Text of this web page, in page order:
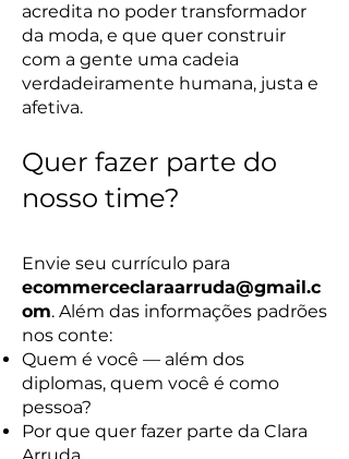
acredita no poder transformador
da moda, e que quer construir
com a gente uma cadeia
verdadeiramente humana, justa e
afetiva.
Quer fazer parte do
nosso time?
Envie seu currículo para
ecommerceclaraarruda@gmail.c
om. Além das informações padrões
nos conte:
Quem é você — além dos
diplomas, quem você é como
pessoa?
Por que quer fazer parte da Clara